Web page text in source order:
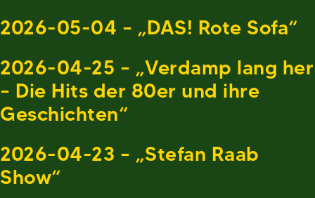
2026-05-04 – „DAS! Rote Sofa“
2026-04-25 – „Verdamp lang her
– Die Hits der 80er und ihre
Geschichten“
2026-04-23 – „Stefan Raab
Show“